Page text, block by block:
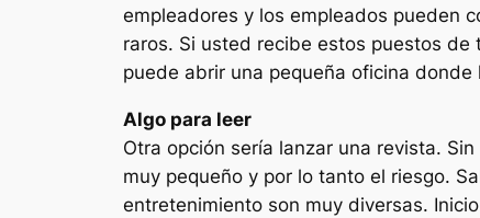
empleadores y los empleados pueden
raros. Si usted recibe estos puestos
puede abrir una pequeña oficina
Algo para leer
Otra opción sería lanzar una revista.
muy pequeño y por lo tanto el riesgo.
entretenimiento son muy diversas.